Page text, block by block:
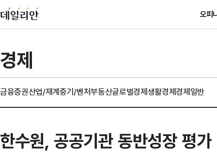
오피
경제
금융증권산업/재계중기/벤처부동산글로벌경제생활경제경제일반
한수원, 공공기관 동반성장 평